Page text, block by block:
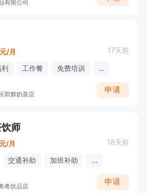
有限公司
元/月 17天前
工作餐 免费培训 ...
郭辉奶茶店
申请
师
元/月 18天前
交通补助 加班补助 ...
希饮品店
申请